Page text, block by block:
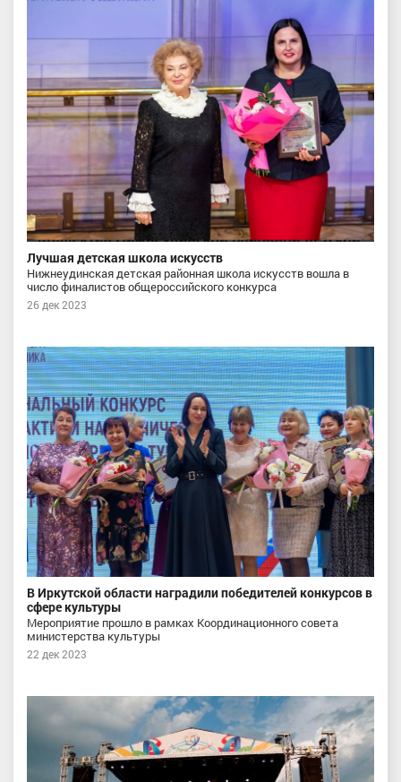
Лучшая детская школа искусств
Нижнеудинская детская районная школа искусств вошла в
число финалистов общероссийского конкурса
26 дек 2023
В Иркутской области наградили победителей конкурсов в
сфере культуры
Мероприятие прошло в рамках Координационного совета
министерства культуры
22 дек 2023